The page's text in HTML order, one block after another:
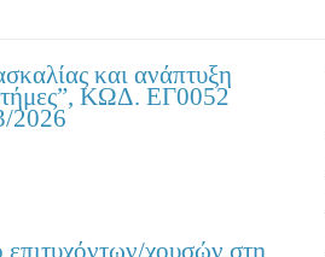
και ανάπτυξη
ΚΩΔ. ΕΓ0052
2026
επιτυχόντων/χουσών στη